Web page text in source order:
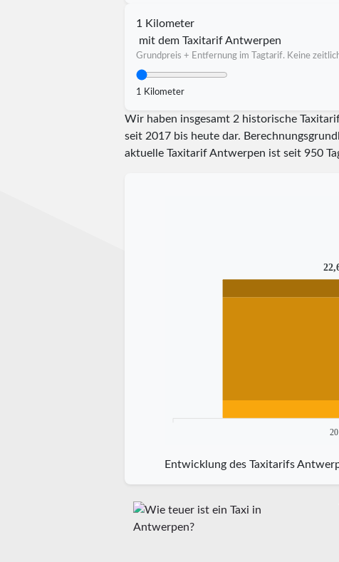
1 Kilometer
mit dem Taxitarif Antwerpen
Grundpreis + Entfernung im Tagtarif. Keine
1 Kilometer
Wir haben insgesamt 2 historische
seit 2017 bis heute dar.
aktuelle Taxitarif Antwerpen ist seit 950
Entwicklung des Taxitarifs